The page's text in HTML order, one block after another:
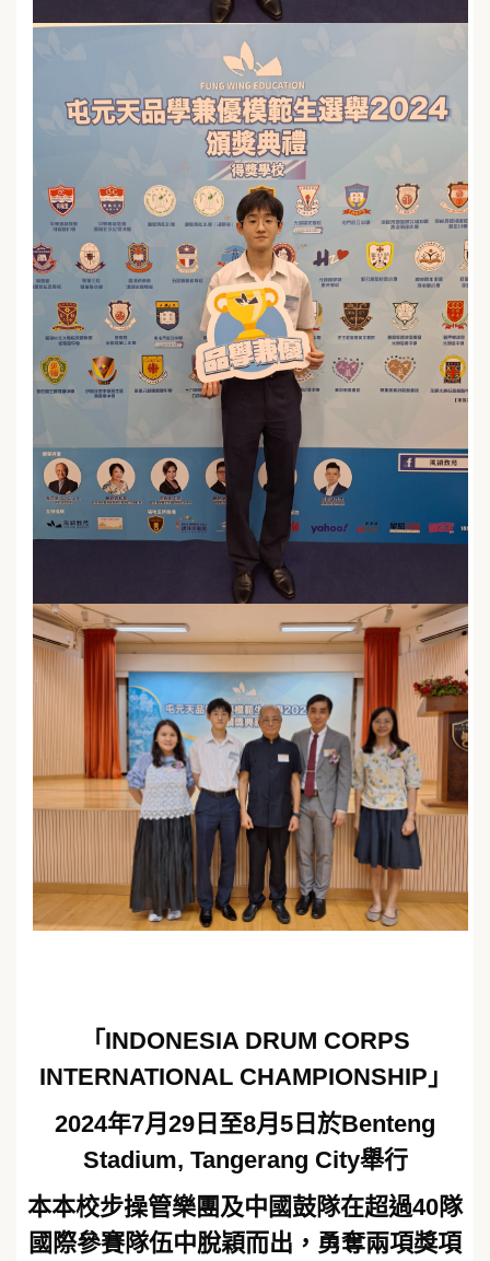
「INDONESIA DRUM CORPS
INTERNATIONAL CHAMPIONSHIP」
2024年7月29日至8月5日於Benteng
Stadium, Tangerang City舉行
本本校步操管樂團及中國鼓隊在超過40隊
國際參賽隊伍中脫穎而出，勇奪兩項獎項